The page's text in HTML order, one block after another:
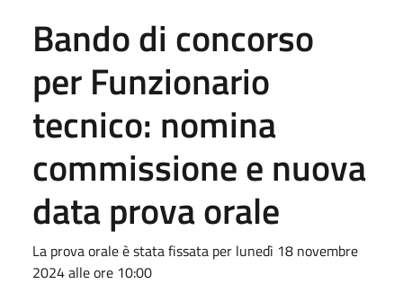
Bando di concorso
per Funzionario
tecnico: nomina
commissione e nuova
data prova orale
La prova orale è stata fissata per lunedì 18 novembre
2024 alle ore 10:00